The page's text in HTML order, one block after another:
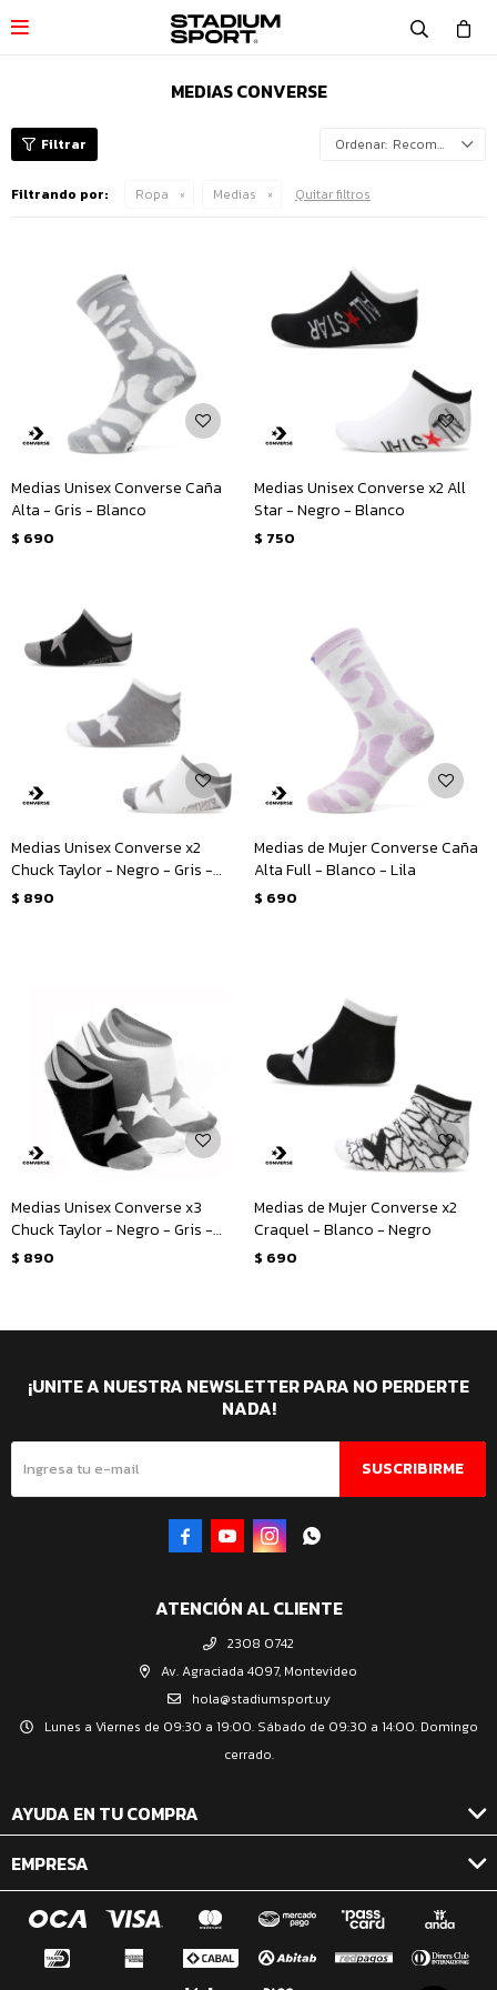

MEDIAS CONVERSE
Recomendados
Filtrando por: Ropa Medias Quitar filtros
Medias Unisex Converse Caña
Alta - Gris - Blanco
$ 690
Medias Unisex Converse x2 All
Star - Negro - Blanco
$ 750
Medias Unisex Converse x2
Chuck Taylor - Negro - Gris -
Blanco
$ 890
Medias de Mujer Converse Caña
Alta Full - Blanco - Lila
$ 690
Medias Unisex Converse x3
Chuck Taylor - Negro - Gris -
Blanco
$ 890
Medias de Mujer Converse x2
Craquel - Blanco - Negro
$ 690
ATENCIÓN AL CLIENTE
2308 0742
Av. Agraciada 4097, Montevideo
hola@stadiumsport.uy
Lunes a Viernes de 09:30 a 19:00. Sábado de 09:30 a 14:00. Domingo
cerrado.
AYUDA EN TU COMPRA
EMPRESA
¡UNITE A NUESTRA NEWSLETTER PARA NO PERDERTE
NADA!
SUSCRIBIRME
   